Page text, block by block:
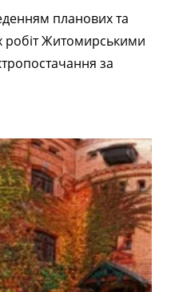
планових та
робіт Житомирськими
за